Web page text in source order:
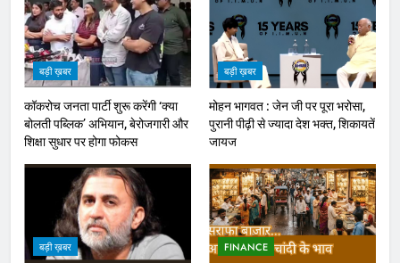
बड़ी ख़बर
कॉकरोच जनता पार्टी शुरू करेंगी ‘क्या
बोलती पब्लिक’ अभियान, बेरोजगारी और
शिक्षा सुधार पर होगा फोकस
बड़ी ख़बर
मोहन भागवत : जेन जी पर पूरा भरोसा,
पुरानी पीढ़ी से ज्यादा देश भक्त, शिकायतें
जायज
बड़ी ख़बर FINANCE